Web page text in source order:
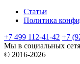
Статьи
Политика
+7 499 112-41-42 +7
Мы в социальных
© 2016-2026